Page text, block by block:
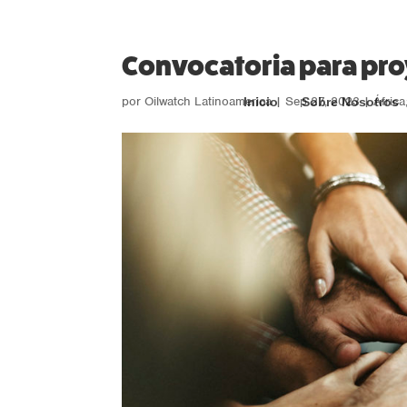
Inicio Sobre Nosotros
Convocatoria para
porOilwatch Latinoamerica|Sep 27, 2023|África